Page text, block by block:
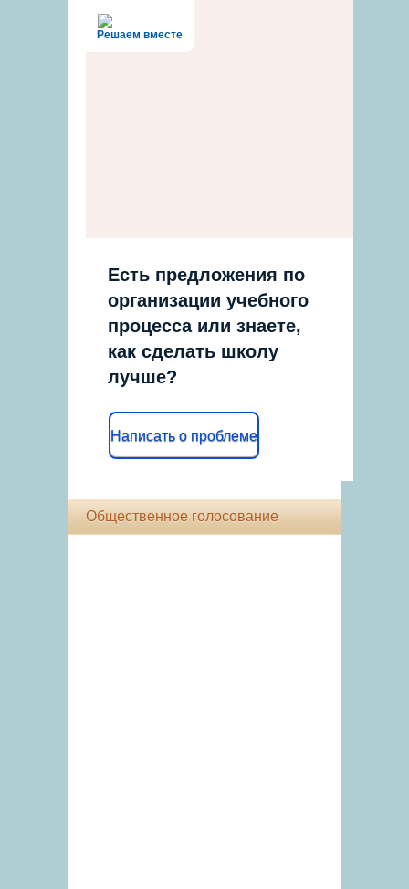
Решаем вместе
Есть предложения по
организации учебного
процесса или знаете,
как сделать школу
лучше?
Написать о проблеме
Общественное голосование